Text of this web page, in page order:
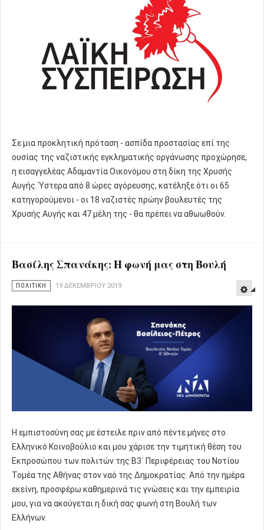
Σε μια προκλητική πρόταση - ασπίδα προστασίας επί της
ουσίας της ναζιστικής εγκληματικής οργάνωσης προχώρησε,
η εισαγγελέας Αδαμαντία Οικονόμου στη δίκη της Χρυσής
Αυγής. Ύστερα από 8 ώρες αγόρευσης, κατέληξε ότι οι 65
κατηγορούμενοι - οι 18 ναζιστές πρώην βουλευτές της
Χρυσής Αυγής και 47 μέλη της - θα πρέπει να αθωωθούν.
Βασίλης Σπανάκης: Η φωνή μας στη Βουλή
ΠΟΛΙΤΙΚΗ 19 ΔΕΚΕΜΒΡΊΟΥ 2019
Η εμπιστοσύνη σας με έστειλε πριν από πέντε μήνες στο
Ελληνικό Κοινοβούλιο και μου χάρισε την τιμητική θέση του
Εκπροσώπου των πολιτών της Β3΄ Περιφέρειας του Νοτίου
Τομέα της Αθήνας στον ναό της Δημοκρατίας. Από την ημέρα
εκείνη, προσφέρω καθημερινά τις γνώσεις και την εμπειρία
μου, για να ακούγεται η δική σας φωνή στη Βουλή των
Ελλήνων.